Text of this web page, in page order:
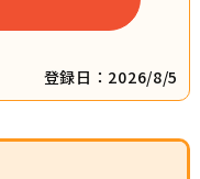
登録日：2026/8/5